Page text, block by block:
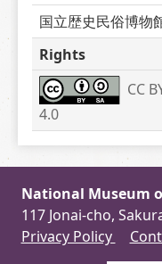
国立歴史民俗博物
Rights
CC
4.0
National Museum
117 Jonai-cho,
Privacy Policy